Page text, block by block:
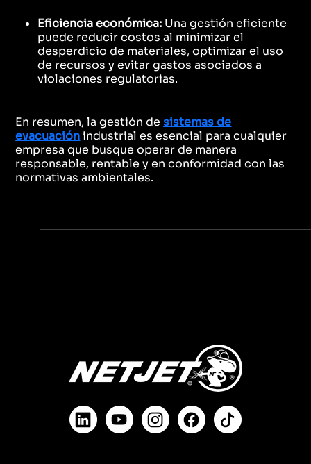
Eficiencia económica: Una gestión eficiente
puede reducir costos al minimizar el
desperdicio de materiales, optimizar el uso
de recursos y evitar gastos asociados a
violaciones regulatorias.
En resumen, la gestión desistemas de
evacuaciónindustrial es esencial para cualquier
empresa que busque operar de manera
responsable, rentable y en conformidad con las
normativas ambientales.